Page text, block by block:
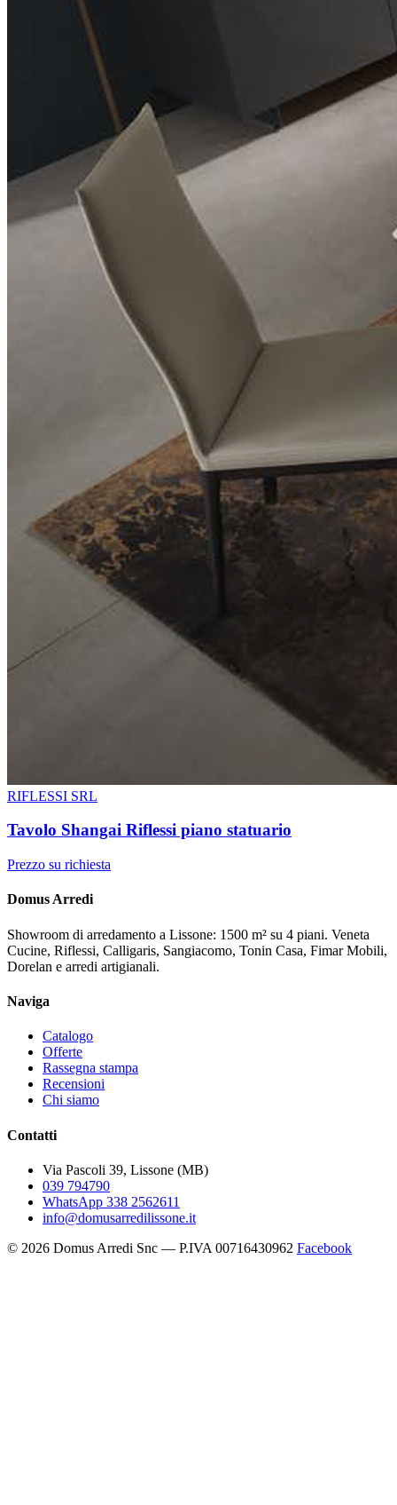
RIFLESSI SRL
Tavolo Shangai Riflessi piano statuario
Prezzo su richiesta
Domus Arredi
Showroom di arredamento a Lissone: 1500 m² su 4 piani. Veneta
Cucine, Riflessi, Calligaris, Sangiacomo, Tonin Casa, Fimar Mobili,
Dorelan e arredi artigianali.
Naviga
Catalogo
Offerte
Rassegna stampa
Recensioni
Chi siamo
Contatti
Via Pascoli 39, Lissone (MB)
039 794790
WhatsApp 338 2562611
info@domusarredilissone.it
© 2026 Domus Arredi Snc — P.IVA 00716430962 Facebook